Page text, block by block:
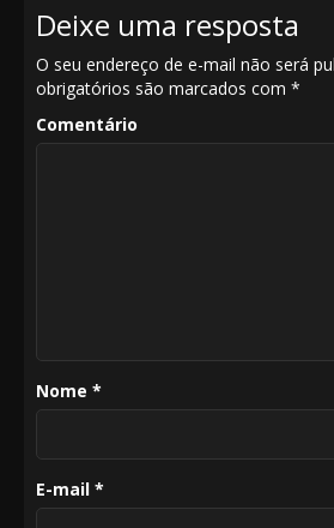
Deixe uma resposta
O seu endereço de e-mail não será
obrigatórios são marcados com *
Comentário
Nome *
E-mail *